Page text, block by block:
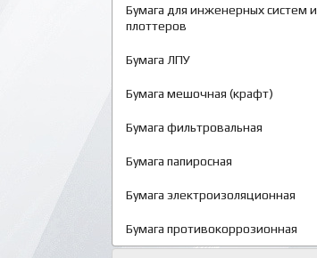
Бумага для инженерных систем и
плоттеров
Бумага ЛПУ
Бумага мешочная (крафт)
Бумага фильтровальная
Бумага папиросная
Бумага электроизоляционная
Бумага противокоррозионная